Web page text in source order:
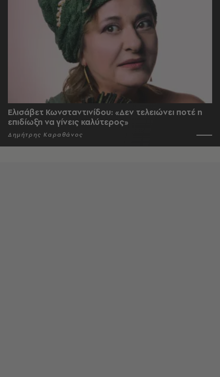
Ελισάβετ Κωνσταντινίδου: «Δεν τελειώνει ποτέ η
επιδίωξη να γίνεις καλύτερος»
Δημήτρης Καραθάνος